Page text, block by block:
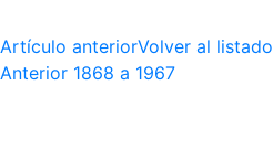
Artículo anteriorVolver al listado
Anterior 1868 a 1967